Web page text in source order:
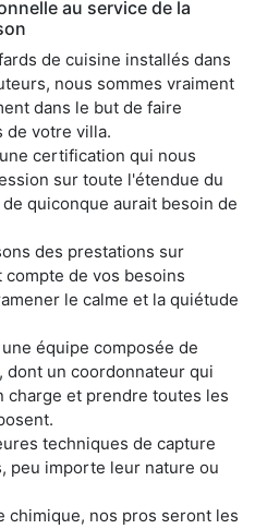
au service de la
de cuisine installés dans
nous sommes vraiment
dans le but de faire
de votre villa.
certification qui nous
sur toute l'étendue du
quiconque aurait besoin de
des prestations sur
de vos besoins
le calme et la quiétude
équipe composée de
dont un coordonnateur qui
charge et prendre toutes les
techniques de capture
peu importe leur nature ou
chimique, nos pros seront les